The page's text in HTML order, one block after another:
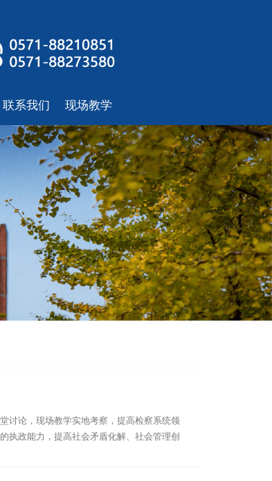
联系我们 现场教学
讨论，现场教学实地考察，提高检察系统领
执政能力，提高社会矛盾化解、社会管理创